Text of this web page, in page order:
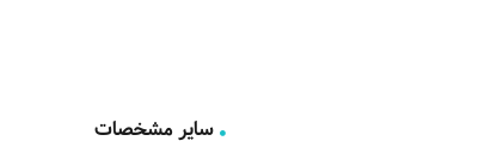
سایر مشخصات